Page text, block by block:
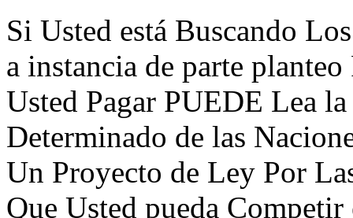
Si Usted está Buscando
a instancia de parte
Usted Pagar PUEDE Lea
Determinado de las
Un Proyecto de Ley Por
Que Usted pueda